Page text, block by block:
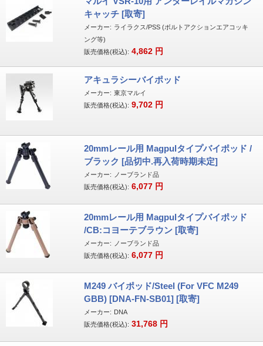
キャッチ [取寄]
メーカー: ライラクス/PSS (ボルトアクションエアコッキ
ング等)
販売価格(税込): 4,862 円
アキュラシーバイポッド
メーカー: 東京マルイ
販売価格(税込): 9,702 円
20mmレール用 Magpulタイプバイポッド /
ブラック [品切中.再入荷時期未定]
メーカー:
ノーブランド品
販売価格(税込): 6,077 円
20mmレール用 Magpulタイプバイポッド
/CB:コヨーテブラウン [取寄]
メーカー:
ノーブランド品
販売価格(税込): 6,077 円
M249 バイポッド/Steel (For VFC M249
GBB) [DNA-FN-SB01] [取寄]
メーカー: DNA
販売価格(税込): 31,768 円